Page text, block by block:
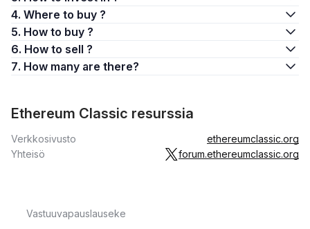
4. Where to buy ?
5. How to buy ?
6. How to sell ?
7. How many are there?
Ethereum Classic resurssia
Verkkosivusto
ethereumclassic.org
Yhteisö
forum.ethereumclassic.org
Vastuuvapauslauseke